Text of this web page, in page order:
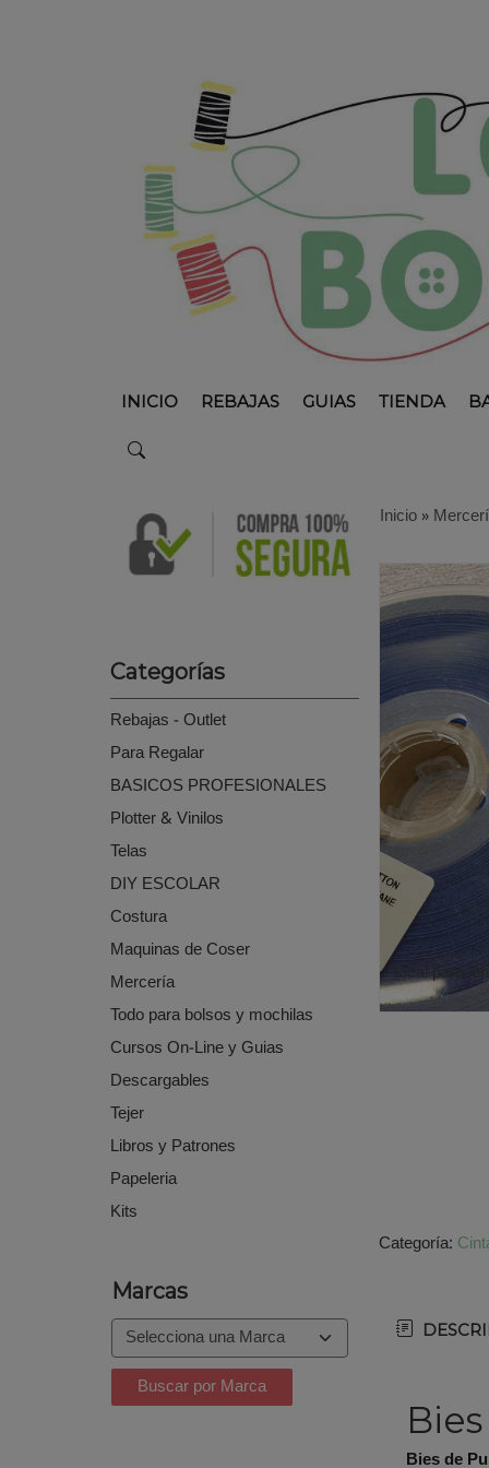
INICIO REBAJAS GUIAS TIENDA
Categorías
Rebajas - Outlet
Para Regalar
BASICOS PROFESIONALES
Plotter & Vinilos
Telas
DIY ESCOLAR
Costura
Maquinas de Coser
Mercería
Todo para bolsos y mochilas
Cursos On-Line y Guias
Descargables
Tejer
Libros y Patrones
Papeleria
Kits
Marcas
Inicio»
Ideal para
Categoría:
Bies de